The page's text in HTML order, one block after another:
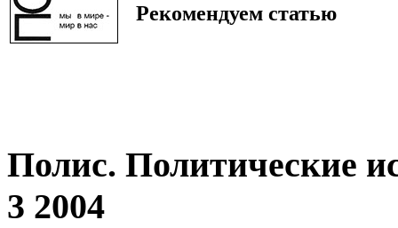
Рекомендуем статью
Полис. Политические
3 2004